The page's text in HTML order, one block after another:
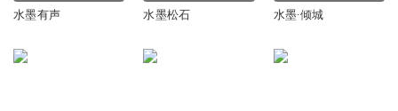
水墨有声 水墨松石 水墨∙倾城